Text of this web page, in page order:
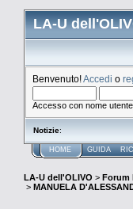
LA-U
Benvenuto!Accedi o
Accesso con nome
Notizie:
HOME GUIDA
LA-U dell'OLIVO > Forum
> MANUELA